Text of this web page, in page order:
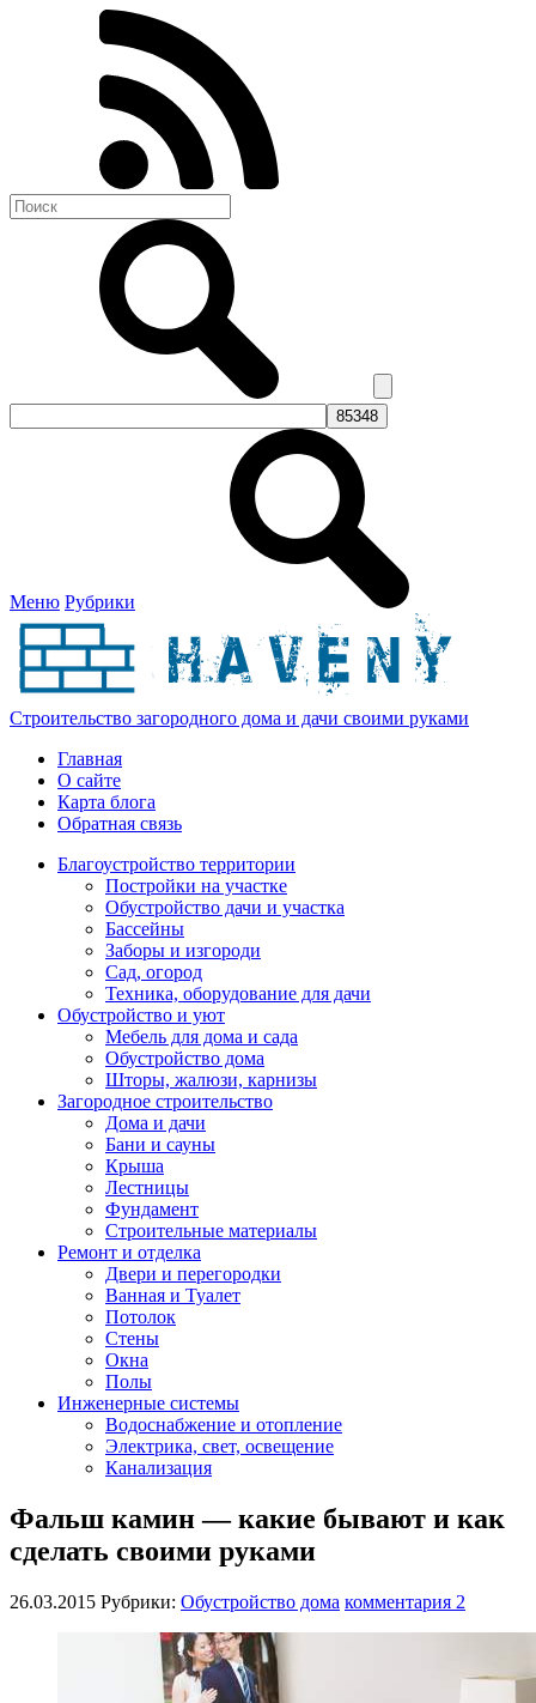
Меню Рубрики
Строительство загородного дома и дачи своими руками
Главная
О сайте
Карта блога
Обратная связь
Благоустройство территории
Постройки на участке
Обустройство дачи и участка
Бассейны
Заборы и изгороди
Сад, огород
Техника, оборудование для дачи
Обустройство и уют
Мебель для дома и сада
Обустройство дома
Шторы, жалюзи, карнизы
Загородное строительство
Дома и дачи
Бани и сауны
Крыша
Лестницы
Фундамент
Строительные материалы
Ремонт и отделка
Двери и перегородки
Ванная и Туалет
Потолок
Стены
Окна
Полы
Инженерные системы
Водоснабжение и отопление
Электрика, свет, освещение
Канализация
Фальш камин — какие бывают и как
сделать своими руками
26.03.2015 Рубрики: Обустройство дома комментария 2